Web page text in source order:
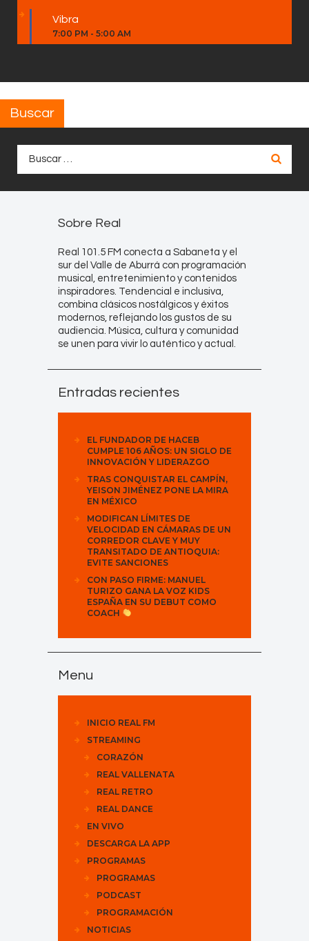
Vibra
7:00 PM - 5:00 AM
Buscar
Sobre Real
Real 101.5 FM conecta a Sabaneta y el
sur del Valle de Aburrá con programación
musical, entretenimiento y contenidos
inspiradores. Tendencial e inclusiva,
combina clásicos nostálgicos y éxitos
modernos, reflejando los gustos de su
audiencia. Música, cultura y comunidad
se unen para vivir lo auténtico y actual.
Entradas recientes
EL FUNDADOR DE HACEB
CUMPLE 106 AÑOS: UN SIGLO DE
INNOVACIÓN Y LIDERAZGO
TRAS CONQUISTAR EL CAMPÍN,
YEISON JIMÉNEZ PONE LA MIRA
EN MÉXICO
MODIFICAN LÍMITES DE
VELOCIDAD EN CÁMARAS DE UN
CORREDOR CLAVE Y MUY
TRANSITADO DE ANTIOQUIA:
EVITE SANCIONES
CON PASO FIRME: MANUEL
TURIZO GANA LA VOZ KIDS
ESPAÑA EN SU DEBUT COMO
COACH
Menu
INICIO REAL FM
STREAMING
CORAZÓN
REAL VALLENATA
REAL RETRO
REAL DANCE
EN VIVO
DESCARGA LA APP
PROGRAMAS
PROGRAMAS
PODCAST
PROGRAMACIÓN
NOTICIAS